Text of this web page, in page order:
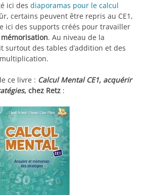
ici des diaporamas pour le calcul
certains peuvent être repris au CE1,
ici des supports créés pour travailler
. Au niveau de la
surtout des tables d’addition et des
ce livre : Calcul Mental CE1, acquérir
, chez Retz :